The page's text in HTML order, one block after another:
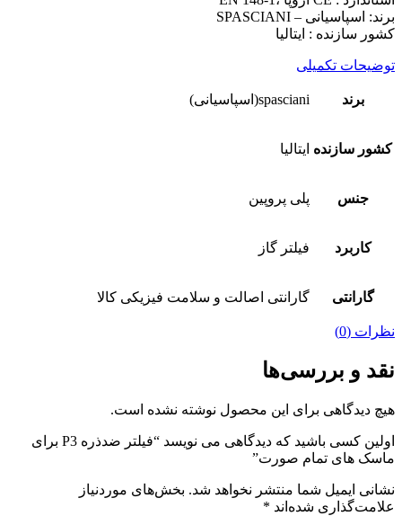
برند: اسپاسیانی – SPASCIANI
کشور سازنده : ایتالیا
توضیحات تکمیلی
برند spasciani(اسپاسیانی)
کشور سازنده ایتالیا
جنس پلی پروپین
کاربرد فیلتر گاز
گارانتی گارانتی اصالت و سلامت فیزیکی کالا
نظرات (0)
نقد و بررسی‌ها
هیچ دیدگاهی برای این محصول نوشته نشده است.
اولین کسی باشید که دیدگاهی می نویسد “فیلتر ضدذره P3 برای
ماسک های تمام صورت”
نشانی ایمیل شما منتشر نخواهد شد. بخش‌های موردنیاز
علامت‌گذاری شده‌اند *